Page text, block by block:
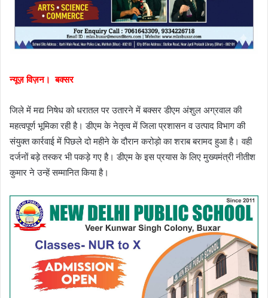
न्यूज़ विज़न। बक्सर
जिले में मद्य निषेध को धरातल पर उतारने में बक्सर डीएम अंशुल अग्रवाल की
महत्वपूर्ण भूमिका रही है। डीएम के नेतृत्व में जिला प्रशासन व उत्पाद विभाग की
संयुक्त कार्रवाई में पिछले दो महीने के दौरान करोड़ो का शराब बरामद हुआ है। वही
दर्जनों बड़े तस्कर भी पकड़े गए है। डीएम के इस प्रयास के लिए मुख्यमंत्री नीतीश
कुमार ने उन्हें सम्मानित किया है।